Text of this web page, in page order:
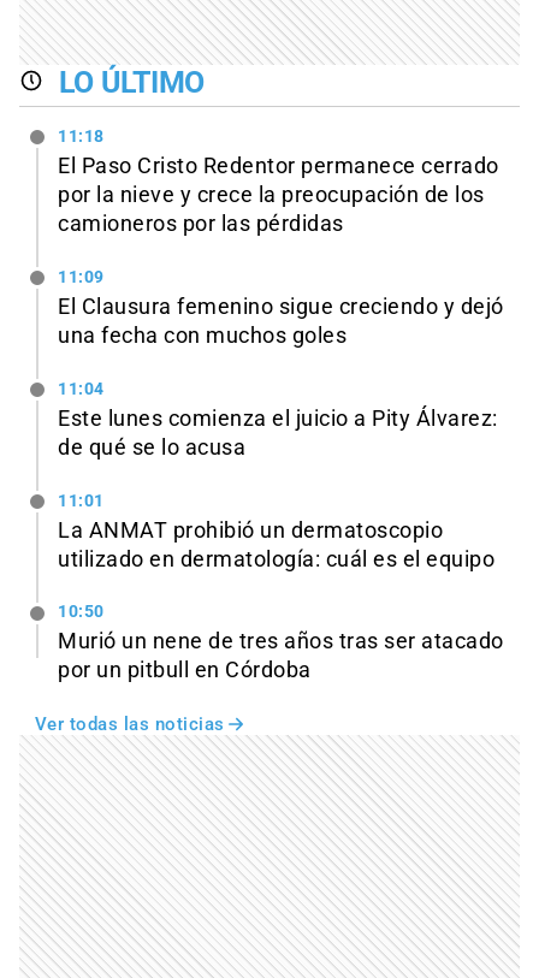
LO ÚLTIMO
11:18
El Paso Cristo Redentor permanece cerrado
por la nieve y crece la preocupación de los
camioneros por las pérdidas
11:09
El Clausura femenino sigue creciendo y dejó
una fecha con muchos goles
11:04
Este lunes comienza el juicio a Pity Álvarez:
de qué se lo acusa
11:01
La ANMAT prohibió un dermatoscopio
utilizado en dermatología: cuál es el equipo
10:50
Murió un nene de tres años tras ser atacado
por un pitbull en Córdoba
Ver todas las noticias